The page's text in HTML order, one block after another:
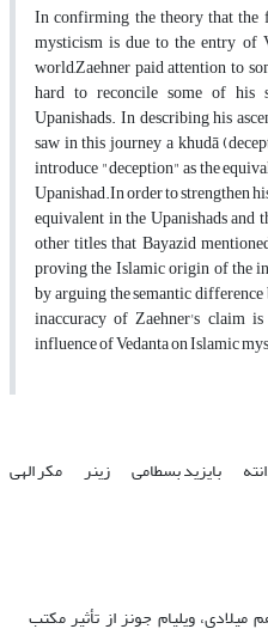
In confirming the theory that
mysticism is due to the entry of
world,Zaehner paid attention to
hard to reconcile some of his
Upanishads. In describing his
saw in this journey a khudā
introduce "deception" as the
Upanishad.In order to strengthen
equivalent in the Upanishads and
other titles that Bayazid
proving the Islamic origin of the
by arguing the semantic
inaccuracy of Zaehner's claim
influence of Vedanta on Islamic
بایزید بسطامی زینر مکر الهی
ویلیام جونز از تأثیر مکتب